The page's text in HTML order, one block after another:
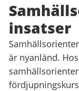
insatser
är nyanländ.